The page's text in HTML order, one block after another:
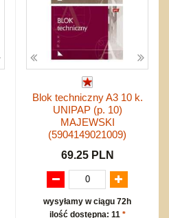
Blok techniczny A3 10 k.
UNIPAP (p. 10)
MAJEWSKI
(5904149021009)
69.25 PLN
wysyłamy w ciągu 72h
ilość dostępna: 11 *